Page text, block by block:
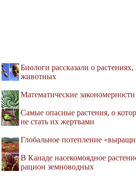
Биологи рассказали о
животных
Математические
Самые опасные растения, о
не стать их жертвами
Глобальное потепление
В Канаде насекомоядное
рацион земноводных